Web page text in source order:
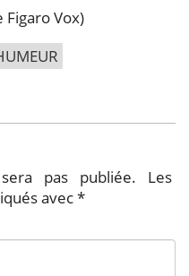
Figaro Vox)
pas publiée.
Les
avec*